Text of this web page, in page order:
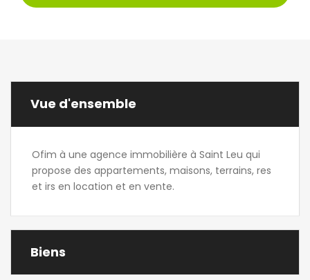
Vue d'ensemble
Ofim à une agence immobilière à Saint Leu qui
propose des appartements, maisons, terrains, res
et irs en location et en vente.
Biens